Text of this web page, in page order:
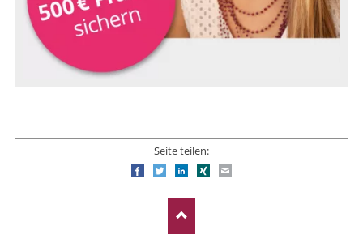
Seite teilen:
FacebookTwitterLinkedIn
Xing